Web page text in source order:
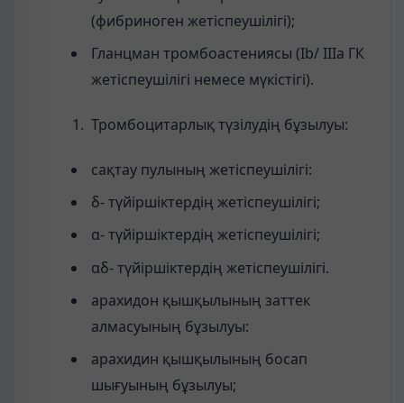
(фибриноген жетіспеушілігі);
Гланцман тромбоастениясы (Ib/ IIIa ГК
жетіспеушілігі немесе мүкістігі).
Тромбоцитарлық түзілудің бұзылуы:
сақтау пулының жетіспеушілігі:
δ- түйіршіктердің жетіспеушілігі;
α- түйіршіктердің жетіспеушілігі;
αδ- түйіршіктердің жетіспеушілігі.
арахидон қышқылының заттек
алмасуының бұзылуы:
арахидин қышқылының босап
шығуының бұзылуы;